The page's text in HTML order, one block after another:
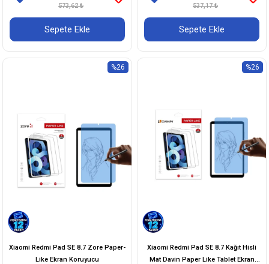
573,62 ₺
Sepete Ekle
537,17 ₺
Sepete Ekle
Xiaomi Redmi Pad SE 8.7 Zore Paper-
Like Ekran Koruyucu
%26
Xiaomi Redmi Pad SE 8.7 Kağıt Hisli
Mat Davin Paper Like Tablet Ekran
%26